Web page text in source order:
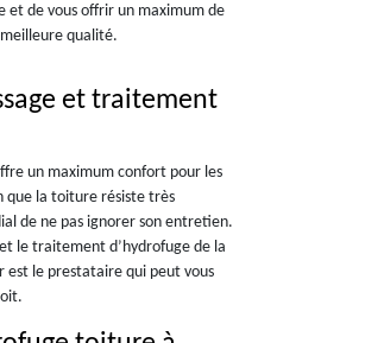
et de vous offrir un maximum de
qualité.
et traitement
un maximum confort pour les
que la toiture résiste très
de ne pas ignorer son entretien.
le traitement d’hydrofuge de la
est le prestataire qui peut vous